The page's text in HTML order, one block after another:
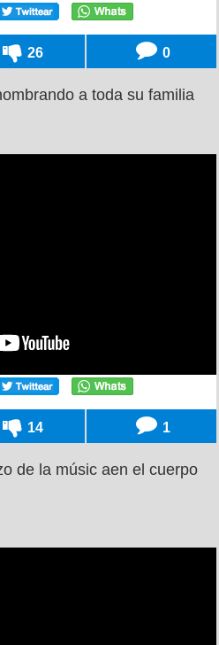
26 0
a toda su familia
14 1
de la músic aen el cuerpo